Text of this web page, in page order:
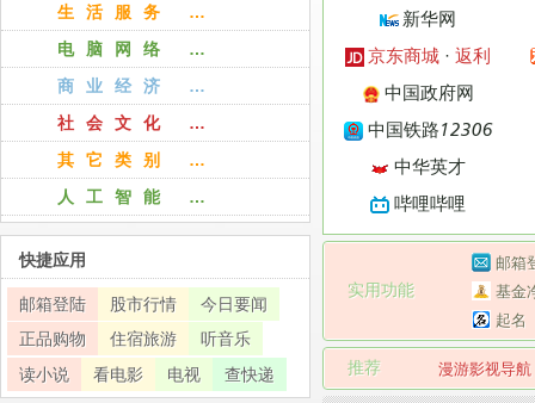
新华网
京东商城 ·返利
中国政府网
中国铁路12306
中华英才
哔哩哔哩
实用功能
邮箱
基金
起名
推荐 漫游影视导航
生活服务 …
电脑网络 …
商业经济 …
社会文化 …
其它类别 …
人工智能 …
快捷应用
邮箱登陆 股市行情
今日要闻
正品购物
住宿旅游
听音乐
读小说
看电影 电视 查快递